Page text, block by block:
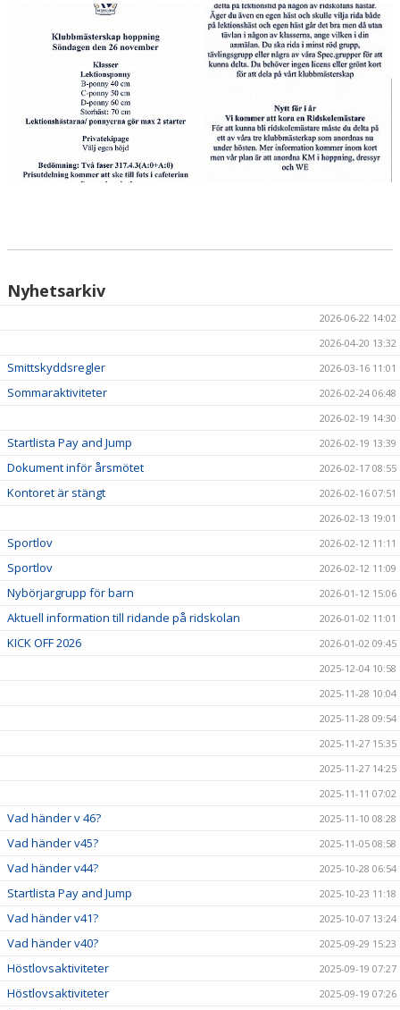
HÄSTAR
Nyhetsarkiv
2026-06-22 14:02
2026-04-20 13:32
Smittskyddsregler 2026-03-16 11:01
Sommaraktiviteter
2026-02-24 06:48
2026-02-19 14:30
Startlista Pay and Jump 2026-02-19 13:39
Dokument inför årsmötet 2026-02-17 08:55
Kontoret är stängt
2026-02-16 07:51
2026-02-13 19:01
Sportlov 2026-02-12 11:11
Sportlov 2026-02-12 11:09
Nybörjargrupp för barn 2026-01-12 15:06
Aktuell information till ridande på ridskolan 2026-01-02 11:01
KICK OFF 2026
2026-01-02 09:45
2025-12-04 10:58
2025-11-28 10:04
2025-11-28 09:54
2025-11-27 15:35
2025-11-27 14:25
2025-11-11 07:02
Vad händer v 46? 2025-11-10 08:28
Vad händer v45? 2025-11-05 08:58
Vad händer v44? 2025-10-28 06:54
Startlista Pay and Jump 2025-10-23 11:18
Vad händer v41? 2025-10-07 13:24
Vad händer v40? 2025-09-29 15:23
Höstlovsaktiviteter 2025-09-19 07:27
Höstlovsaktiviteter 2025-09-19 07:26